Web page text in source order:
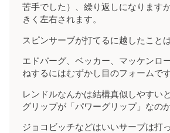
苦手でした）、繰り返しになります
きく左右されます。
スピンサーブが打てるに越したこと
エドバーグ、ベッカー、マッケンロ
ねするにはむずかし目のフォームです
レンドルなんかは結構真似しやすい
グリップが「パワーグリップ」なの
ジョコビッチなどはいいサーブは打